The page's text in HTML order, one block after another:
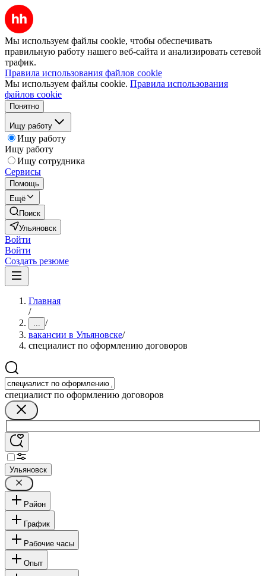
Мы используем файлы cookie, чтобы обеспечивать
правильную работу нашего веб-сайта и анализировать сетевой
трафик.
Правила использования файлов cookie
Мы используем файлы cookie. Правила использования
файлов cookie
Понятно
Ищу работу
Ищу работу
Ищу работу
Ищу сотрудника
Сервисы
Помощь
Ещё
Поиск
Ульяновск
Войти
Войти
Создать резюме
Главная
/
... /
вакансии в Ульяновске/
специалист по оформлению договоров
специалист по оформлению договоров
Ульяновск
Район
График
Рабочие часы
Опыт